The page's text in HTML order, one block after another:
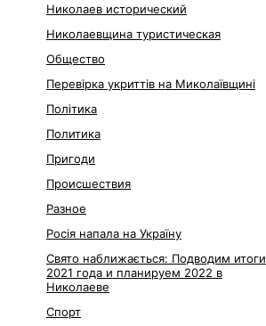
Николаев исторический
Николаевщина туристическая
Общество
Перевірка укриттів на Миколаївщині
Політика
Политика
Пригоди
Происшествия
Разное
Росія напала на Україну
Свято наближається: Подводим итоги
2021 года и планируем 2022 в
Николаеве
Спорт